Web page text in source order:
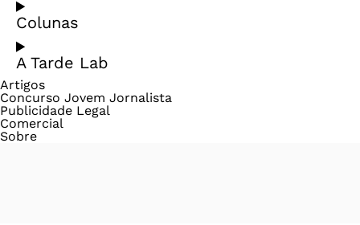
Colunas
A Tarde Lab
Artigos
Concurso Jovem Jornalista
Publicidade Legal
Comercial
Sobre